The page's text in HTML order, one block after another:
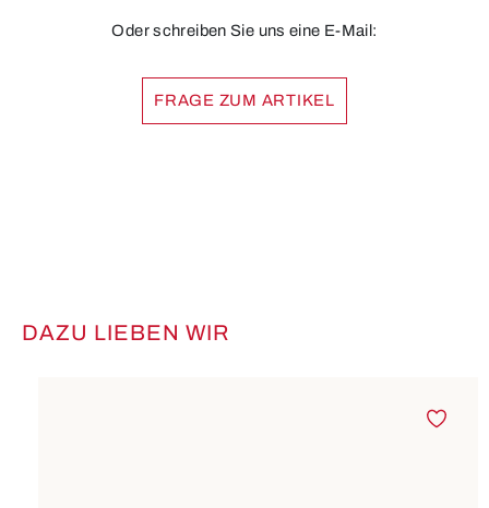
Oder schreiben Sie uns eine E-Mail:
FRAGE ZUM ARTIKEL
Produktgalerie überspringen
DAZU LIEBEN WIR